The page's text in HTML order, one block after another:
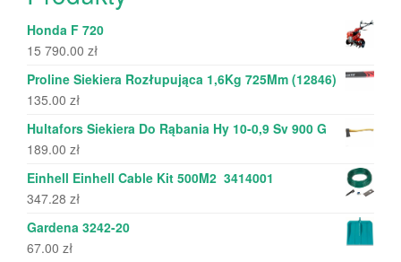
Honda F 720
15 790.00 zł
Proline Siekiera Rozłupująca 1,6Kg 725Mm (12846)
135.00 zł
Hultafors Siekiera Do Rąbania Hy 10-0,9 Sv 900 G
189.00 zł
Einhell Einhell Cable Kit 500M2 3414001
347.28 zł
Gardena 3242-20
67.00 zł